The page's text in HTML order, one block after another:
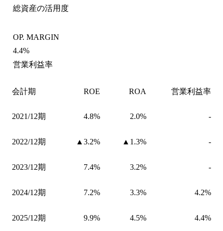
総資産の活用度
OP. MARGIN
4.4%
営業利益率
会計期 ROE ROA 営業利益率
2021/12期 4.8% 2.0% -
2022/12期 ▲3.2% ▲1.3% -
2023/12期 7.4% 3.2% -
2024/12期 7.2% 3.3% 4.2%
2025/12期 9.9% 4.5% 4.4%